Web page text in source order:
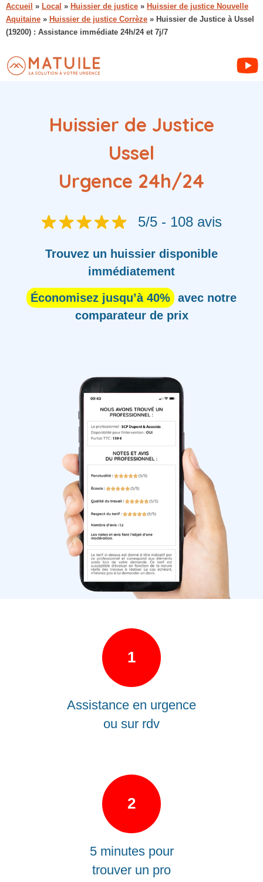
Accueil » Local » Huissier de justice » Huissier de justice Nouvelle
Aquitaine » Huissier de justice Corrèze » Huissier de Justice à Ussel
(19200) : Assistance immédiate 24h/24 et 7j/7
Huissier de Justice
Ussel
Urgence 24h/24
5/5 - 108 avis
Trouvez un huissier disponible
immédiatement
Économisez jusqu’à 40% avec notre
comparateur de prix
1
Assistance en urgence
ou sur rdv
2
5 minutes pour
trouver un pro